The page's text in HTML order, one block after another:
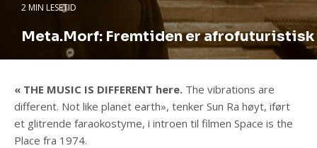
2 MIN LESETID
Meta.Morf: Fremtiden er afrofuturistisk
« THE MUSIC IS DIFFERENT here. The vibrations are
different. Not like planet earth», tenker Sun Ra høyt, iført
et glitrende faraokostyme, i introen til filmen Space is the
Place fra 1974.